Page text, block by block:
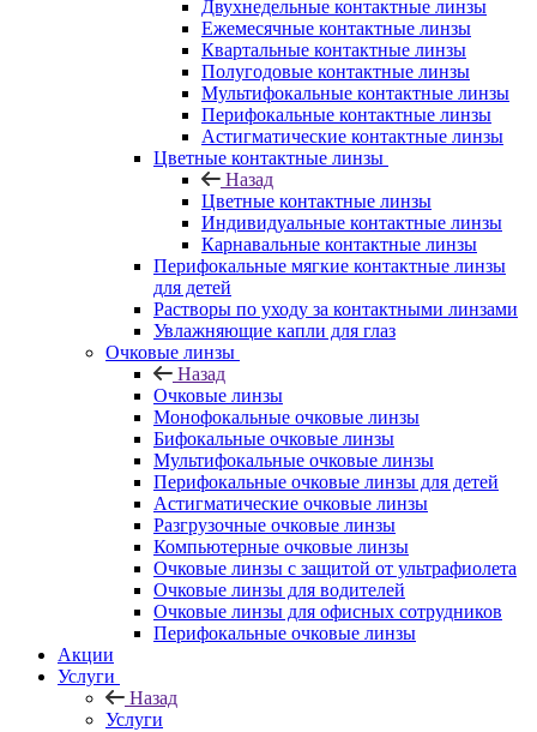
Двухнедельные контактные линзы
Ежемесячные контактные линзы
Квартальные контактные линзы
Полугодовые контактные линзы
Мультифокальные контактные линзы
Перифокальные контактные линзы
Астигматические контактные линзы
Цветные контактные линзы
Назад
Цветные контактные линзы
Индивидуальные контактные линзы
Карнавальные контактные линзы
Перифокальные мягкие контактные линзы
для детей
Растворы по уходу за контактными линзами
Увлажняющие капли для глаз
Очковые линзы
Назад
Очковые линзы
Монофокальные очковые линзы
Бифокальные очковые линзы
Мультифокальные очковые линзы
Перифокальные очковые линзы для детей
Астигматические очковые линзы
Разгрузочные очковые линзы
Компьютерные очковые линзы
Очковые линзы с защитой от ультрафиолета
Очковые линзы для водителей
Очковые линзы для офисных сотрудников
Перифокальные очковые линзы
Акции
Услуги
Назад
Услуги